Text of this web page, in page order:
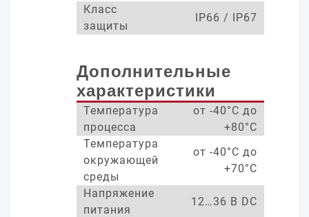
Класс
защиты
IP66 / IP67
Дополнительные
характеристики
Температура
процесса
от -40°С до
+80°С
Температура
окружающей
среды
от -40°С до
+70°С
Напряжение
питания
12…36 В DC